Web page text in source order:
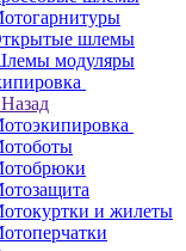
шлемы
модуляры
Назад
и жилеты